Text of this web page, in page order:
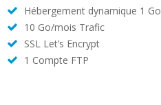
Hébergement dynamique 1 Go
10 Go/mois Trafic
SSL Let’s Encrypt
1 Compte FTP